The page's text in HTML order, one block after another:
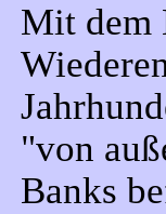
Mit dem
"von
Banks